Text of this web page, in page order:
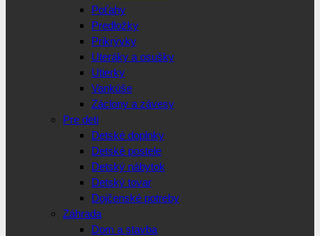
Poťahy
Predložky
Prikrývky
Uteráky a osušky
Utierky
Vankúše
Záclony a závesy
Pre deti
Detské doplnky
Detské postele
Detský nábytok
Detský tovar
Dojčenské potreby
Záhrada
Dom a stavba